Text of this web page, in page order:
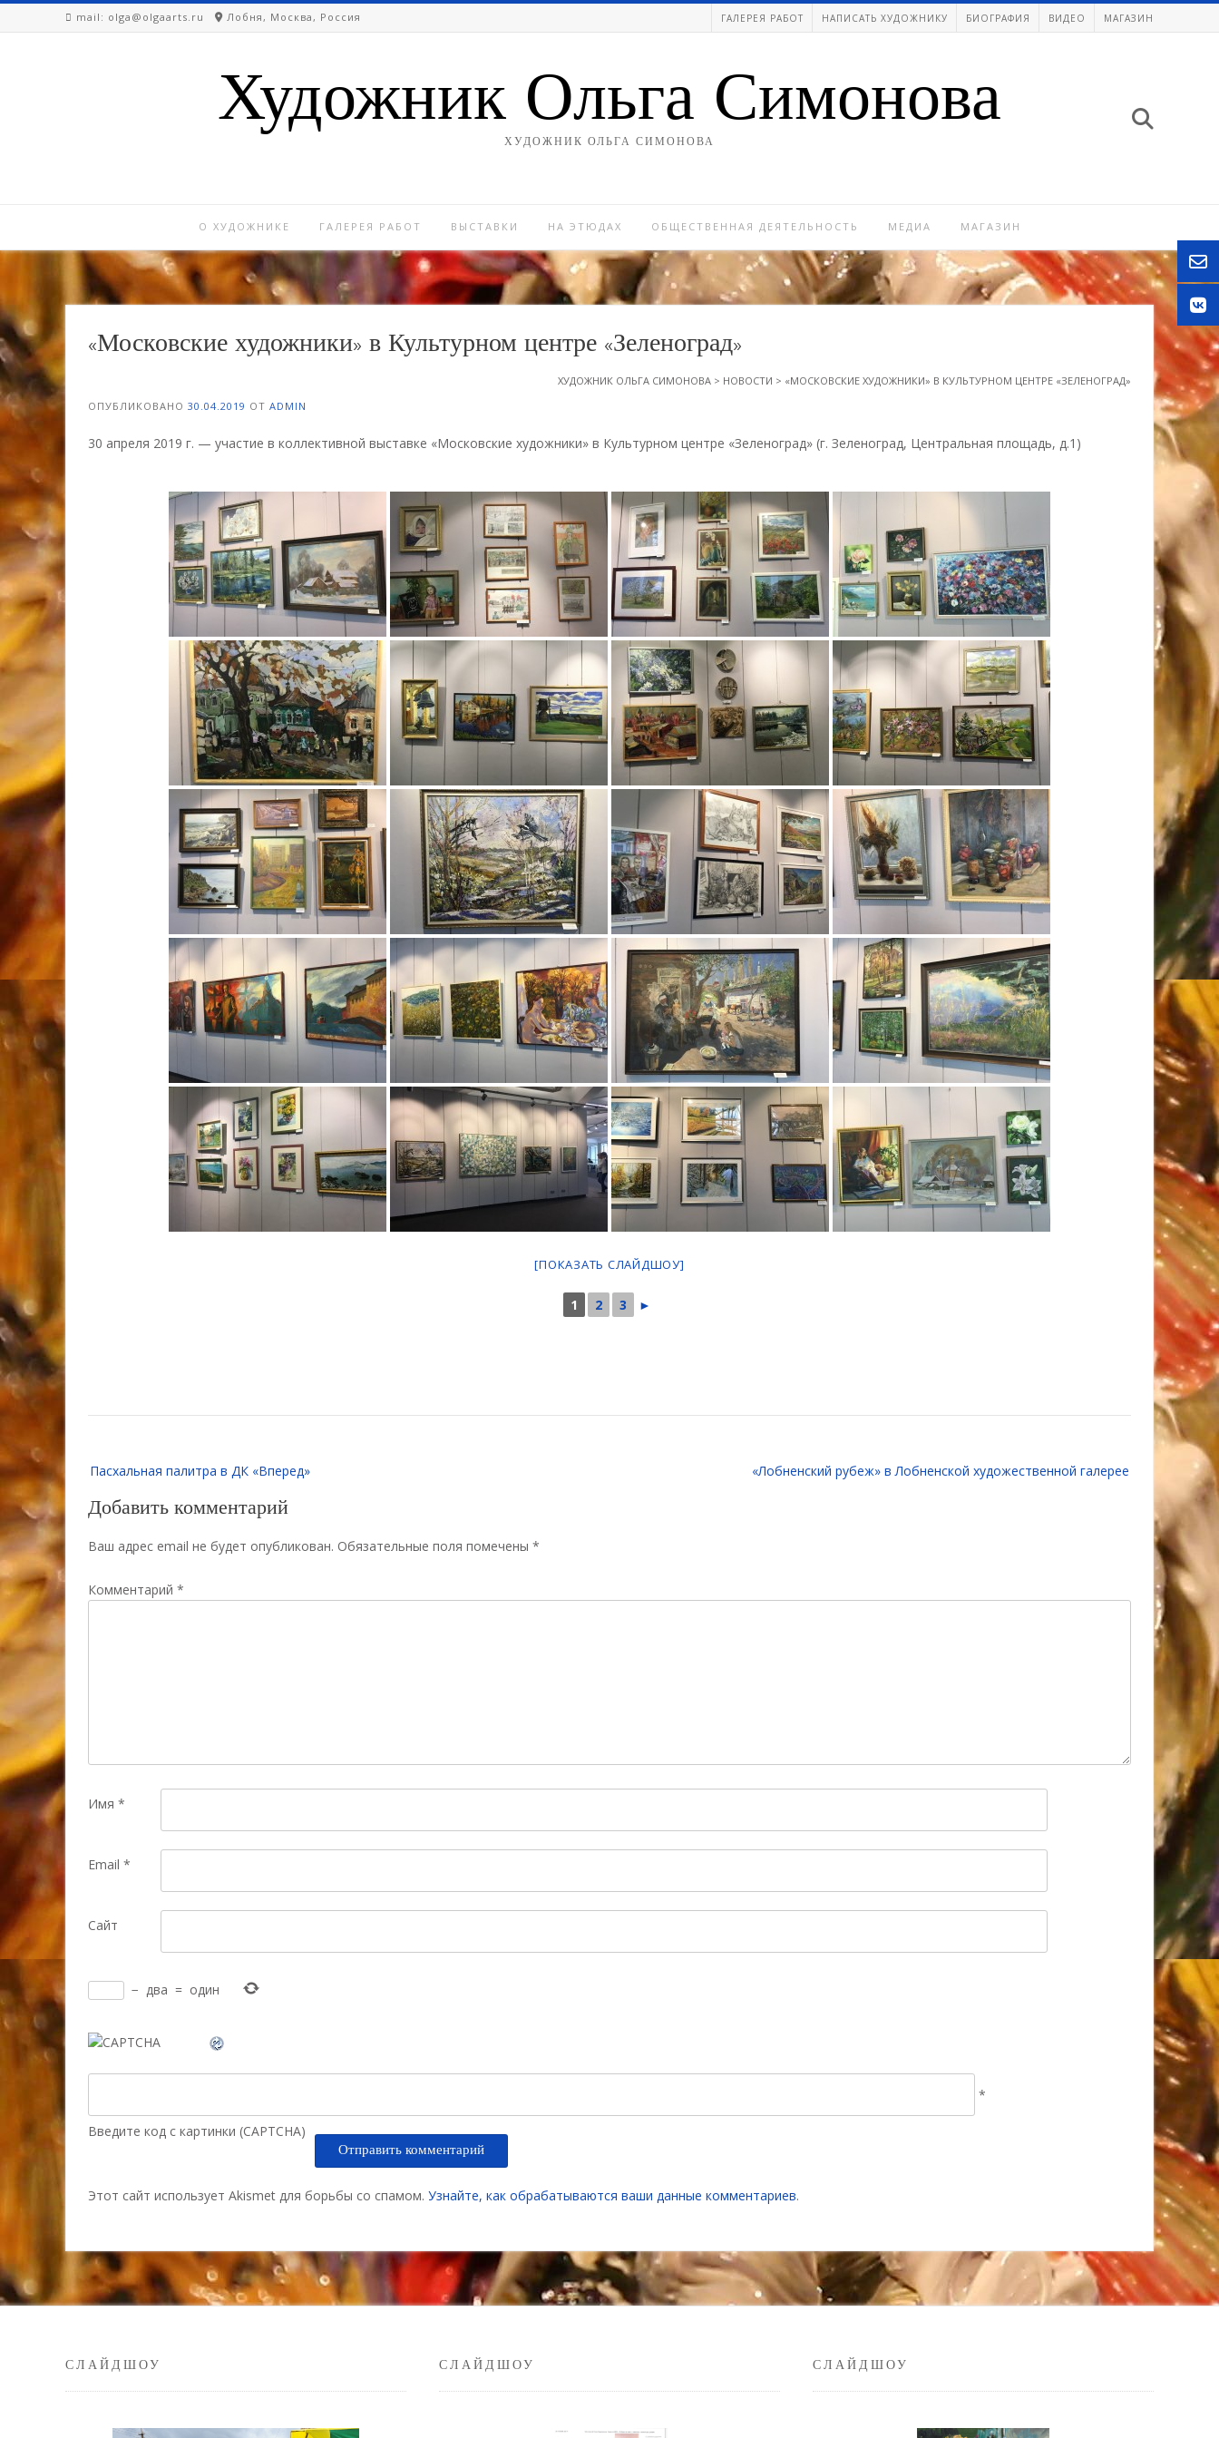
Перейти
к
mail: olga@olgaarts.ru Лобня, Москва, Россия ГАЛЕРЕЯ РАБОТ НАПИСАТЬ ХУДОЖНИКУ БИОГРАФИЯ ВИДЕО МАГАЗИН
Художник Ольга Симонова
ХУДОЖНИК ОЛЬГА СИМОНОВА
О ХУДОЖНИКЕ ГАЛЕРЕЯ РАБОТ ВЫСТАВКИ НА ЭТЮДАХ ОБЩЕСТВЕННАЯ ДЕЯТЕЛЬНОСТЬ МЕДИА МАГАЗИН
«Московские художники» в Культурном центре «Зеленоград»
ХУДОЖНИК ОЛЬГА СИМОНОВА > НОВОСТИ > «МОСКОВСКИЕ ХУДОЖНИКИ» В КУЛЬТУРНОМ ЦЕНТРЕ «ЗЕЛЕНОГРАД»
ОПУБЛИКОВАНО 30.04.2019 ОТ ADMIN
30 апреля 2019 г. — участие в коллективной выставке «Московские художники» в Культурном центре «Зеленоград» (г. Зеленоград, Центральная площадь, д.1)
[ПОКАЗАТЬ СЛАЙДШОУ]
1 2 3 ►
по
записям
Пасхальная палитра в ДК «Вперед» «Лобненский рубеж» в Лобненской художественной галерее
Добавить комментарий
Ваш адрес email не будет опубликован. Обязательные поля помечены *
Комментарий *
Имя *
Email *
Сайт
− два = один
Введите код с картинки (CAPTCHA)
*
Этот сайт использует Akismet для борьбы со спамом. Узнайте, как обрабатываются ваши данные комментариев.
СЛАЙДШОУ СЛАЙДШОУ СЛАЙДШОУ